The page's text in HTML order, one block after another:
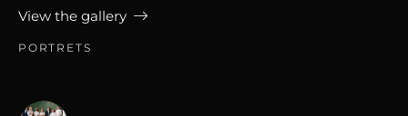
View the gallery
PORTRETS